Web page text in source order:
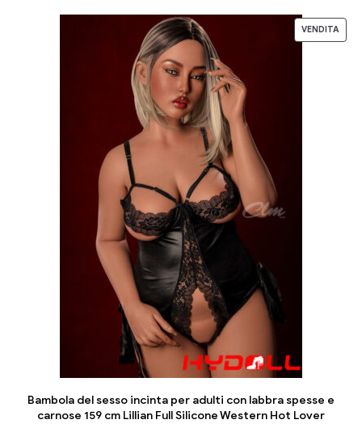
ione
del
cliente
VENDITA
Bambola del sesso incinta per adulti con labbra spesse e
carnose 159 cm Lillian Full Silicone Western Hot Lover